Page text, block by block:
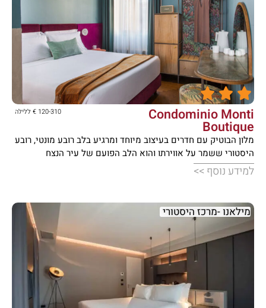





Condominio Monti
Boutique
120-310 € ללילה
מלון הבוטיק עם חדרים בעיצוב מיוחד ומרגיע בלב רובע מונטי, רובע
היסטורי ששמר על אווירתו והוא הלב הפועם של עיר הנצח
למידע נוסף >>
מילאנו -מרכז היסטורי